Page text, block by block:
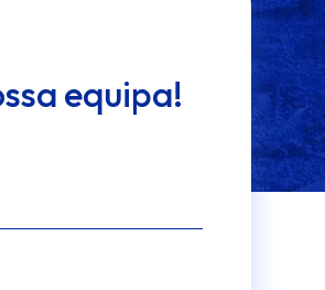
equipa!